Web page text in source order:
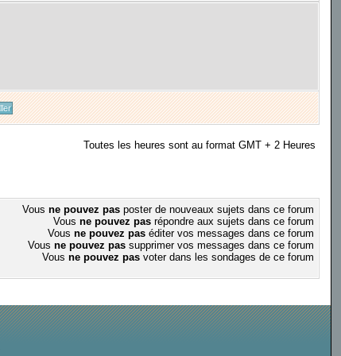
Toutes les heures sont au format GMT + 2 Heures
Vous ne pouvez pasposter de nouveaux sujets dans ce forum
Vous ne pouvez pasrépondre aux sujets dans ce forum
Vous ne pouvez paséditer vos messages dans ce forum
Vous ne pouvez passupprimer vos messages dans ce forum
Vous ne pouvez pasvoter dans les sondages de ce forum